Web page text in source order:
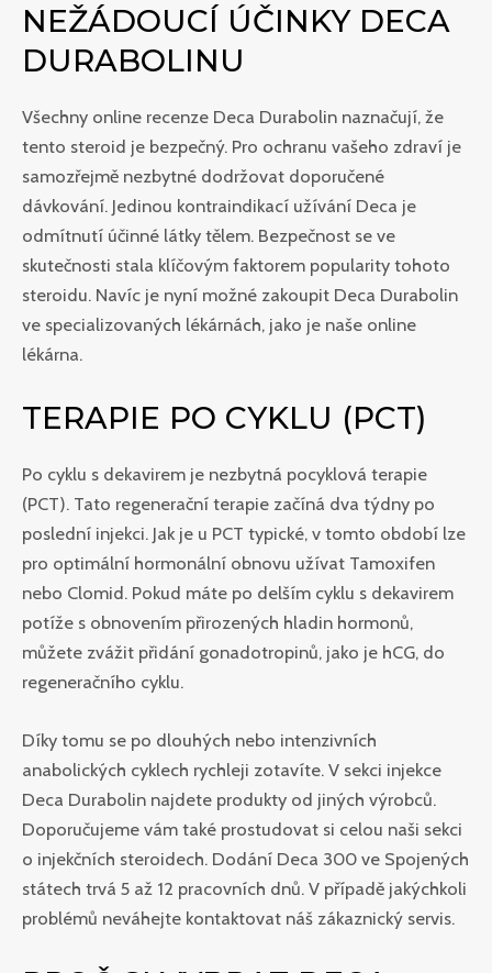
NEŽÁDOUCÍ ÚČINKY DECA
DURABOLINU
Všechny online recenze Deca Durabolin naznačují, že
tento steroid je bezpečný. Pro ochranu vašeho zdraví je
samozřejmě nezbytné dodržovat doporučené
dávkování. Jedinou kontraindikací užívání Deca je
odmítnutí účinné látky tělem. Bezpečnost se ve
skutečnosti stala klíčovým faktorem popularity tohoto
steroidu. Navíc je nyní možné zakoupit Deca Durabolin
ve specializovaných lékárnách, jako je naše online
lékárna.
TERAPIE PO CYKLU (PCT)
Po cyklu s dekavirem je nezbytná pocyklová terapie
(PCT). Tato regenerační terapie začíná dva týdny po
poslední injekci. Jak je u PCT typické, v tomto období lze
pro optimální hormonální obnovu užívat Tamoxifen
nebo Clomid. Pokud máte po delším cyklu s dekavirem
potíže s obnovením přirozených hladin hormonů,
můžete zvážit přidání gonadotropinů, jako je hCG, do
regeneračního cyklu.
Díky tomu se po dlouhých nebo intenzivních
anabolických cyklech rychleji zotavíte. V sekci injekce
Deca Durabolin najdete produkty od jiných výrobců.
Doporučujeme vám také prostudovat si celou naši sekci
o injekčních steroidech. Dodání Deca 300 ve Spojených
státech trvá 5 až 12 pracovních dnů. V případě jakýchkoli
problémů neváhejte kontaktovat náš zákaznický servis.